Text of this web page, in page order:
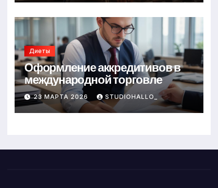
Диеты
Оформление аккредитивов в
международной торговле
23 МАРТА 2026 STUDIOHALLO_